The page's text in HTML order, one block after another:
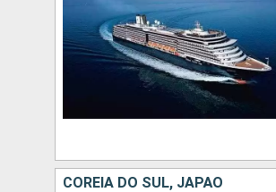
COREIA DO SUL, JAPÃO